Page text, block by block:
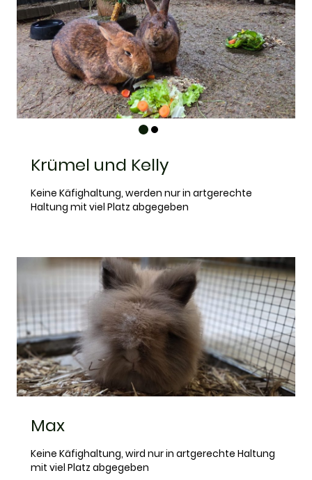
Krümel und Kelly
Keine Käfighaltung, werden nur in artgerechte
Haltung mit viel Platz abgegeben
Max
Keine Käfighaltung, wird nur in artgerechte Haltung
mit viel Platz abgegeben